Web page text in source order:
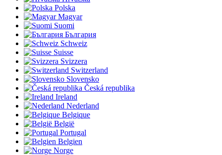
Polska
Magyar
Suomi
България
Schweiz
Suisse
Svizzera
Switzerland
Slovensko
Česká republika
Ireland
Nederland
Belgique
België
Portugal
Belgien
Norge